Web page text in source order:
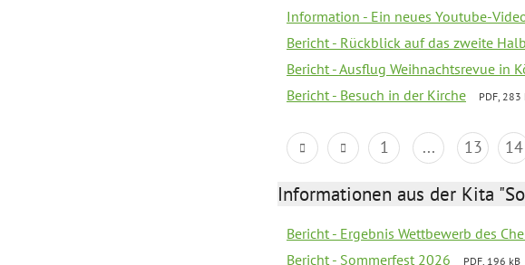
Information - Ein neues Youtube-
Bericht - Rückblick auf das zweite
Bericht - Ausflug Weihnachtsrevue in
Bericht - Besuch in der Kirche PDF, 283
1 ... 13 14
Informationen aus der Kita
Bericht - Ergebnis Wettbewerb des
Bericht - Sommerfest 2026 PDF, 196 kB